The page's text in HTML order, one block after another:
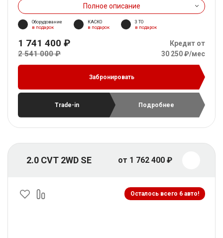
Полное описание
Оборудование
в подарок
КАСКО
в подарок
3 ТО
в подарок
1 741 400 ₽
2 541 000 ₽
Кредит от
30 250 ₽/мес
Забронировать
Trade-in Подробнее
2.0 CVT 2WD SE от 1 762 400 ₽
Осталось всего 6 авто!